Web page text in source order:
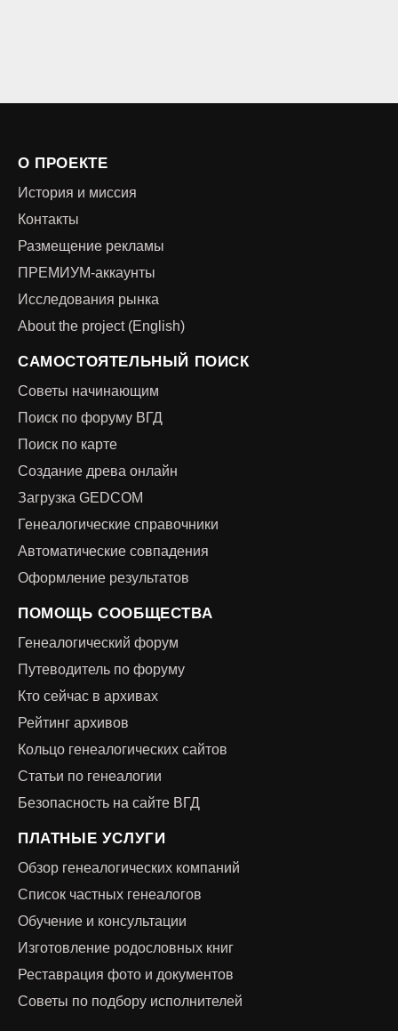
О ПРОЕКТЕ
История и миссия
Контакты
Размещение рекламы
ПРЕМИУМ-аккаунты
Исследования рынка
About the project (English)
САМОСТОЯТЕЛЬНЫЙ ПОИСК
Советы начинающим
Поиск по форуму ВГД
Поиск по карте
Создание древа онлайн
Загрузка GEDCOM
Генеалогические справочники
Автоматические совпадения
Оформление результатов
ПОМОЩЬ СООБЩЕСТВА
Генеалогический форум
Путеводитель по форуму
Кто сейчас в архивах
Рейтинг архивов
Кольцо генеалогических сайтов
Статьи по генеалогии
Безопасность на сайте ВГД
ПЛАТНЫЕ УСЛУГИ
Обзор генеалогических компаний
Список частных генеалогов
Обучение и консультации
Изготовление родословных книг
Реставрация фото и документов
Советы по подбору исполнителей